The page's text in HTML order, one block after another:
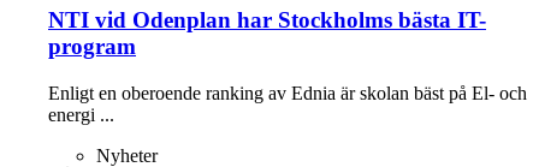
NTI vid Odenplan har Stockholms bästa IT-
program
Enligt en oberoende ranking av Ednia är skolan bäst på El- och
energi ...
Nyheter